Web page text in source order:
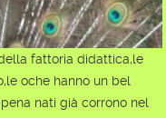
fattoria didattica,le
oche hanno un bel
nati già corrono nel